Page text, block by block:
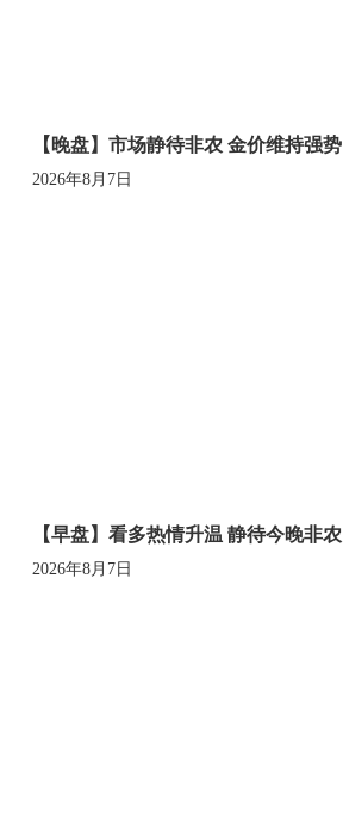
【晚盘】市场静待非农 金价维持强势
2026年8月7日
【早盘】看多热情升温 静待今晚非农
2026年8月7日